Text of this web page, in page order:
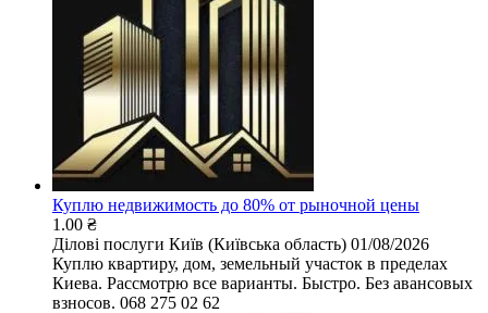
Куплю недвижимость до 80% от рыночной цены
1.00 ₴
Ділові послуги Київ (Київська область) 01/08/2026
Куплю квартиру, дом, земельный участок в пределах
Киева. Рассмотрю все варианты. Быстро. Без авансовых
взносов. 068 275 02 62